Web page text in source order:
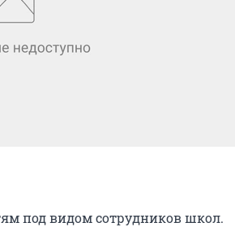
под видом сотрудников школ.